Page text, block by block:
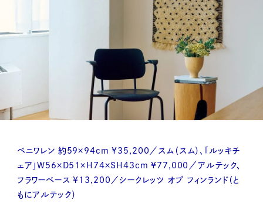
ベニワレン 約59×94cm ¥35,200／スム（スム）、「ルッキチ
ェア」W56×D51×H74×SH43cm ¥77,000／アルテック、
フラワーベース ¥13,200／シークレッツ オブ フィンランド（と
もにアルテック）